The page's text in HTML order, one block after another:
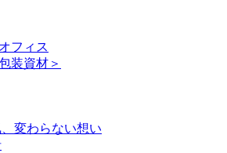
フィス
装資材＞
変わらない想い